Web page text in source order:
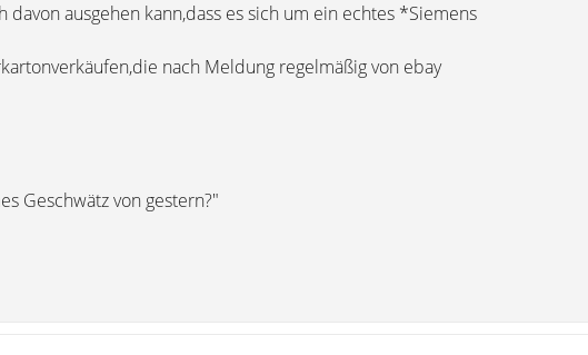
ausgehen kann,dass es sich um ein echtes *Siemens
nach Meldung regelmäßig von ebay
Geschwätz von gestern?"